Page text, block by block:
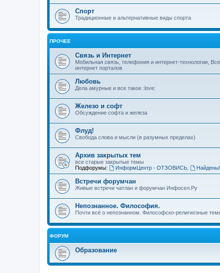
Спорт
Традиционные и альтернативные виды спорта
ПРОЧЕЕ
Связь и Интернет
Мобильная связь, телефония и интернет-технологии,
интернет порталов
Любовь
Дела амурные и все такое :love:
Железо и софт
Обсуждение софта и железа
Флуд!
Свобода слова и мысли (в разумных пределах)
Архив закрытых тем
все старые закрытые темы
Подфорумы:
ИнформЦентр - ОТЗОВИСЬ, Найдены!
Встречи форумчан
Живые встречи чатлан и форумчан Инфосел.Ру
Непознанное. Философия.
Почти всё о непознанном. Философско-религиозные
ФОРУМ
Образование